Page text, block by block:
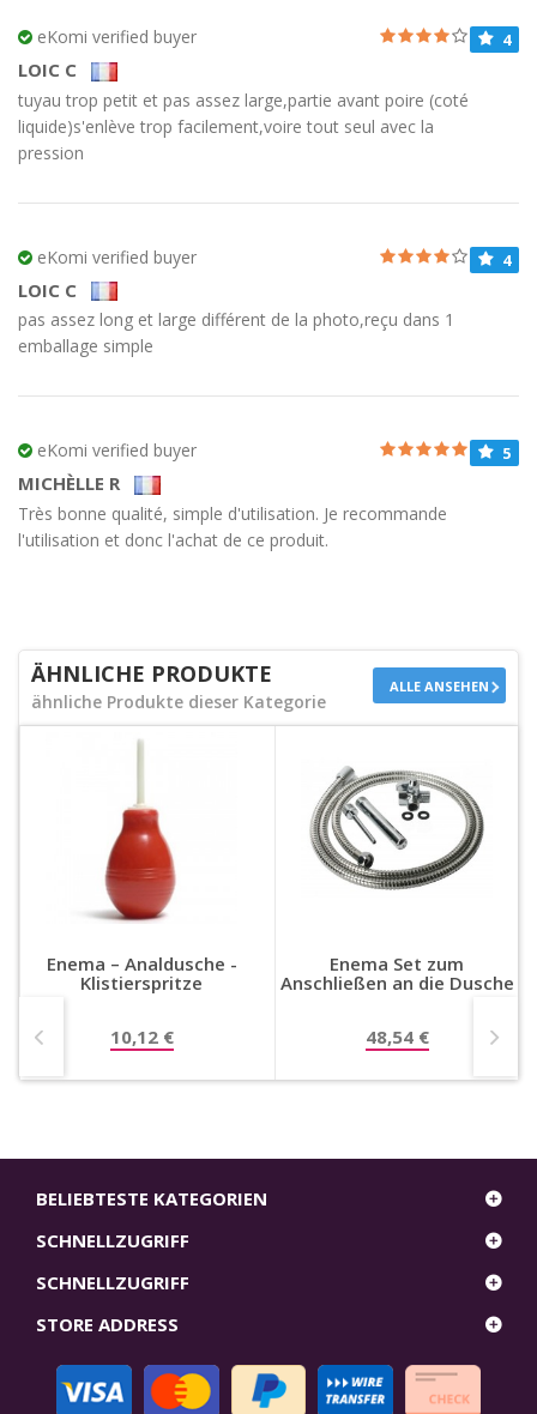
eKomi verified buyer
LOIC C
4
tuyau trop petit et pas assez large,partie avant poire (coté
liquide)s'enlève trop facilement,voire tout seul avec la
pression
eKomi verified buyer
LOIC C
4
pas assez long et large différent de la photo,reçu dans 1
emballage simple
eKomi verified buyer
MICHÈLLE R
5
Très bonne qualité, simple d'utilisation. Je recommande
l'utilisation et donc l'achat de ce produit.
ÄHNLICHE PRODUKTE
ähnliche Produkte dieser Kategorie
ALLE ANSEHEN
Enema – Analdusche -
Klistierspritze
10,12 €
Enema Set zum
Anschließen an die Dusche
48,54 €
BELIEBTESTE KATEGORIEN
SCHNELLZUGRIFF
SCHNELLZUGRIFF
STORE ADDRESS